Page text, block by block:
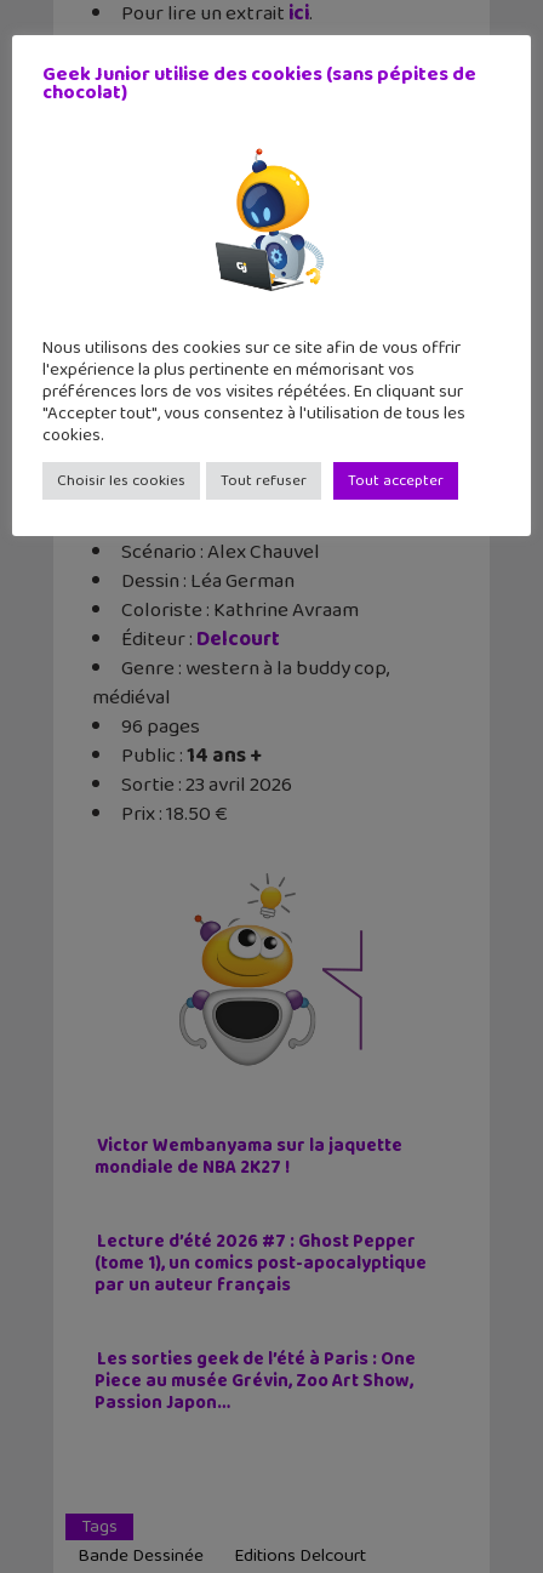
Pour lire un extraitici.
Scénario : Alex Chauvel
Dessin : Léa German
Coloriste : Kathrine Avraam
Éditeur ‏:Delcourt
Genre : western à la buddy cop,
médiéval
96 pages
Public :14 ans +
Sortie : 23 avril 2026
Prix : 18.50 €
Victor Wembanyama sur la jaquette
mondiale de NBA 2K27 !
Lecture d’été 2026 #7 : Ghost Pepper
(tome 1), un comics post-apocalyptique
par un auteur français
Les sorties geek de l’été à Paris : One
Piece au musée Grévin, Zoo Art Show,
Passion Japon…
Tags
Bande Dessinée
Editions Delcourt
Geek Junior utilise des cookies (sans pépites de
chocolat)
Nous utilisons des cookies sur ce site afin de vous offrir
l'expérience la plus pertinente en mémorisant vos
préférences lors de vos visites répétées. En cliquant sur
"Accepter tout", vous consentez à l'utilisation de tous les
cookies.
Choisir les cookies Tout refuser Tout accepter